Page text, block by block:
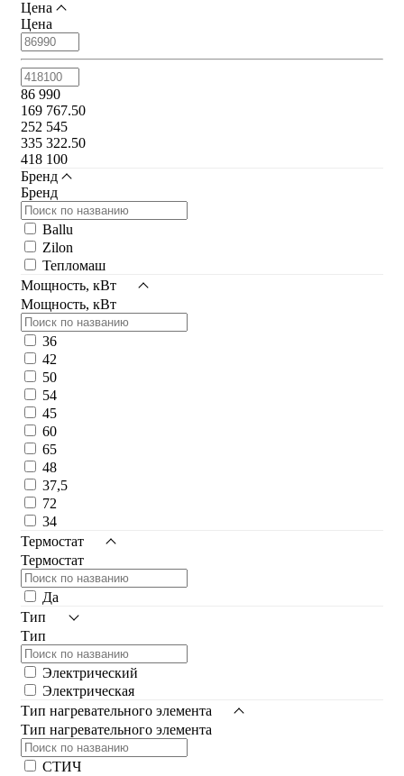
Цена
Цена
86 990
169 767.50
252 545
335 322.50
418 100
Бренд
Бренд
Ballu
Zilon
Тепломаш
Мощность, кВт
Мощность, кВт
36
42
50
54
45
60
65
48
37,5
72
34
Термостат
Термостат
Да
Тип
Тип
Электрический
Электрическая
Тип нагревательного элемента
Тип нагревательного элемента
СТИЧ